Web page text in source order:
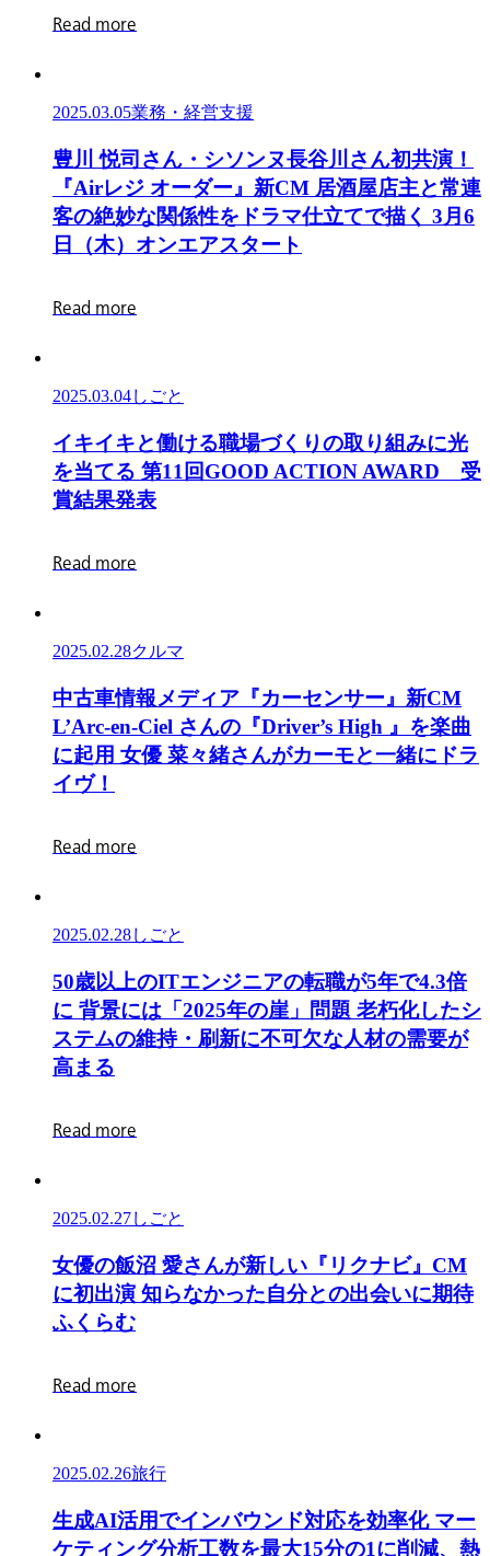
ご
桜
さ
ん
が
思
ず
声
叫
ぶ！
「シ
ク
状
レ
を
発
表
AI
関
人
様
な
職
種
が
状
を
解
説
た
ラ
キ
ン
グ
2025
都
Read more
2025.03.05業務・経営支援
豊
川
悦
司
ん・
ン
長
谷
川
ん
演！
レ
ジ
オ
ー
ー』
酒
屋
店
主
と
連
絶
な
関
係
を
マ
立
て
豊川 悦司 さ ん ・ シソンヌ長谷川 さ ん初共演 ！
『Airレジ オーダー』 新CM 居酒屋店主と常連
客の絶妙な関係性を ドラマ仕立てで描 く 3月 6
日
（木） オンエアスター ト
Read more
2025.03.04しごと
イ
キ
イ
と
る
場
づ
く
り
取
み
光
を
当
て
第
ACTION
AWARD
受
賞
結
発
イキイキと働ける職場づく りの取 り組みに光
を当てる 第11 回GOOD ACTION AWARD
受
賞結果発表
Read more
2025.02.28クルマ
中
古
車
情
メ
ア
ー
セ
ン
サ
新
Ciel
ん
の
『Driver’s
』
曲
起
中古車情報メディア 『カーセンサー』 新CM
L’Arc-en-Ciel さ んの 『Driver’s High 』 を楽曲
に起用 女優 菜々緒さ んがカーモと一緒に ドラ
イヴ！
Read more
2025.02.28しごと
50
歳
以
上
エ
ニ
ア
の
転
5
4.3
倍
に
50歳以上のITエンジニアの転職が5年で4.3倍
に 背景には 「 2025年の崖 」 問題 老朽化したシ
ステムの維持・ 刷新に不可欠な人材の需要が
高ま る
Read more
2025.02.27しごと
女
優
の
沼
ん
新
し
女優の飯沼 愛さ んが新しい 『 リ クナビ』 CM
に初出演 知らなかった自分との出会いに期待
ふ く らむ
Read more
2025.02.26旅行
生
成
生成AI活用でインバウン ド対応を効率化 マー
ケティ ング分析工数を最大15分の1に削減、 熱